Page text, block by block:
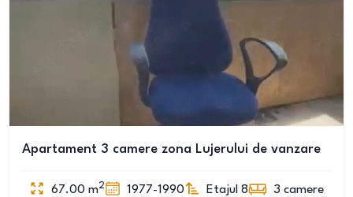
Apartament 3 camere zona Lujerului de vanzare
67.00 m2 1977-1990 Etajul 8 3 camere